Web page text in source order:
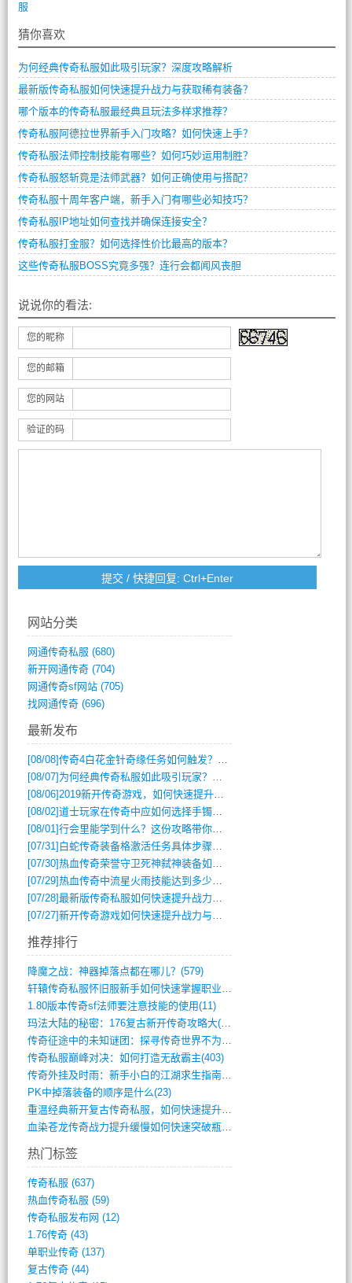
服
猜你喜欢
为何经典传奇私服如此吸引玩家？深度攻略解析
最新版传奇私服如何快速提升战力与获取稀有装备？
哪个版本的传奇私服最经典且玩法多样求推荐？
传奇私服阿德拉世界新手入门攻略？如何快速上手？
传奇私服法师控制技能有哪些？如何巧妙运用制胜？
传奇私服怒斩竟是法师武器？如何正确使用与搭配？
传奇私服十周年客户端，新手入门有哪些必知技巧？
传奇私服IP地址如何查找并确保连接安全？
传奇私服打金服？如何选择性价比最高的版本？
这些传奇私服BOSS究竟多强？连行会都闻风丧胆
说说你的看法:
您的昵称
您的邮箱
您的网站
验证的码
网站分类
网通传奇私服 (680)
新开网通传奇(704)
网通传奇sf网站(705)
找网通传奇(696)
最新发布
[08/08]传奇4白花金针奇缘任务如何触发？完整攻略解析
[08/07] 为何经典传奇私服如此吸引玩家？深度攻略解析
[08/06]2019新开传奇游戏，如何快速提升角色等级？
[08/02]道士玩家在传奇中应如何选择手镯装备？
[08/01]行会里能学到什么？这份攻略带你全掌握
[07/31] 白蛇传奇装备格激活任务具体步骤是什么？如何完成？
[07/30]热血传奇荣誉守卫死神弑神装备如何获取与佩戴攻略？
[07/29]热血传奇中流星火雨技能达到多少级可以开始练装备？
[07/28]最新版传奇私服如何快速提升战力与获取稀有装备？
[07/27]新开传奇游戏如何快速提升战力与获取稀有装备？
推荐排行
降魔之战：神器掉落点都在哪儿？(579)
轩辕传奇私服怀旧服新手如何快速掌握职业选(993)
1.80版本传奇sf法师要注意技能的使用(11)
玛法大陆的秘密：176复古新开传奇攻略大(486)
传奇征途中的未知谜团：探寻传奇世界不为人(595)
传奇私服巅峰对决：如何打造无敌霸主(403)
传奇外挂及时雨：新手小白的江湖求生指南(802)
PK中掉落装备的顺序是什么(23)
重温经典新开复古传奇私服，如何快速提升等(392)
血染苍龙传奇战力提升缓慢如何快速突破瓶颈(654)
热门标签
传奇私服 (637)
热血传奇私服 (59)
传奇私服发布网 (12)
1.76传奇(43)
单职业传奇(137)
复古传奇(44)